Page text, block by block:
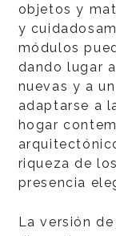
objetos y
y
módulos
dando lugar
nuevas y a
adaptarse a
hogar
riqueza de
presencia
La versión